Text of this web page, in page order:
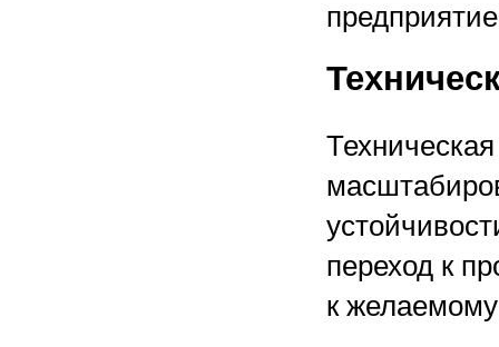
переход к
к желаемому